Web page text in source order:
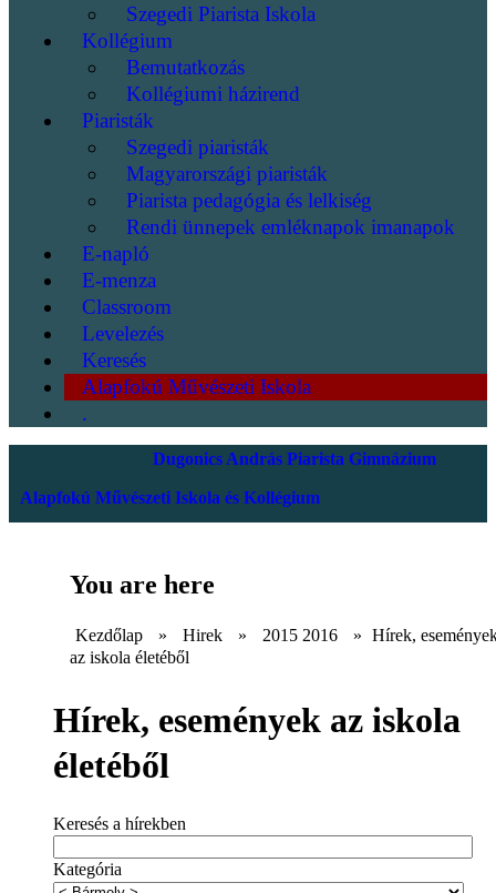
Szegedi Piarista Iskola
Kollégium
Bemutatkozás
Kollégiumi házirend
Piaristák
Szegedi piaristák
Magyarországi piaristák
Piarista pedagógia és lelkiség
Rendi ünnepek emléknapok imanapok
E-napló
E-menza
Classroom
Levelezés
Keresés
Alapfokú Művészeti Iskola
.
Dugonics András Piarista Gimnázium
Alapfokú Művészeti Iskola és Kollégium
You are here
Kezdőlap » Hirek » 2015 2016 » Hírek,
az iskola életéből
Hírek, események az iskola
életéből
Keresés a hírekben
Kategória